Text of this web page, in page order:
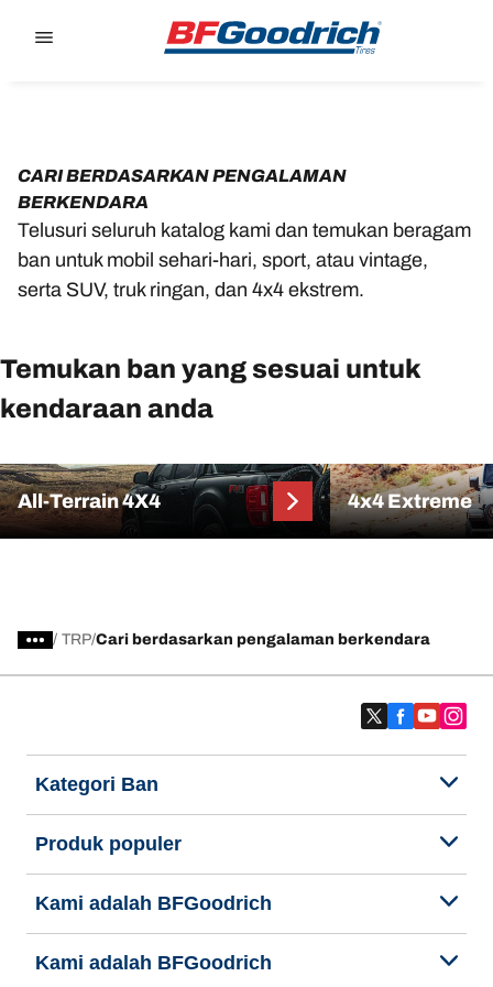
CARI BERDASARKAN PENGALAMAN
BERKENDARA
Telusuri seluruh katalog kami dan temukan beragam
ban untuk mobil sehari-hari, sport, atau vintage,
serta SUV, truk ringan, dan 4x4 ekstrem.
Temukan ban yang sesuai untuk
kendaraan anda
All-Terrain 4X4 4x4 Extreme
/ TRP Cari berdasarkan pengalaman berkendara
Kategori Ban
Produk populer
Kami adalah BFGoodrich
Kami adalah BFGoodrich